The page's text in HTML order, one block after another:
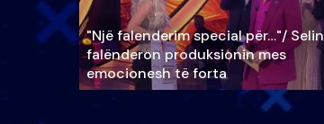
"Një falenderim special për…"/ Selin
falënderon produksionin mes
emocionesh të forta